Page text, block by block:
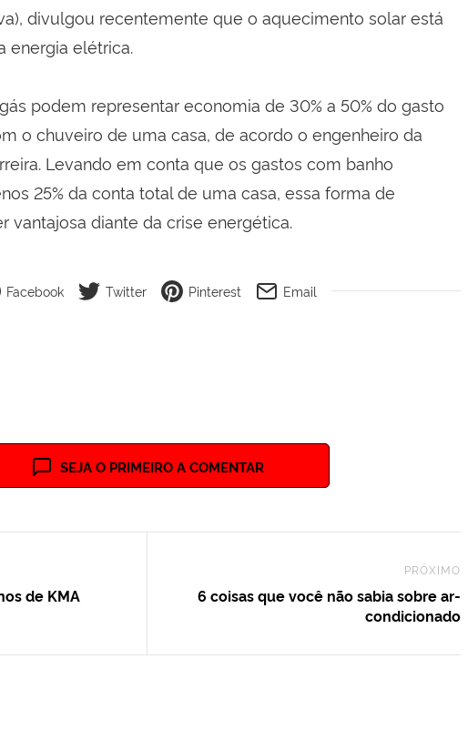
divulgou recentemente que o aquecimento solar está
energia elétrica.
podem representar economia de 30% a 50% do gasto
o chuveiro de uma casa, de acordo o engenheiro da
Levando em conta que os gastos com banho
25% da conta total de uma casa, essa forma de
vantajosa diante da crise energética.
Facebook Twitter Pinterest Email
SEJA O PRIMEIRO A COMENTAR
de KMA
PRÓXIMO
6 coisas que você não sabia sobre ar-
condicionado